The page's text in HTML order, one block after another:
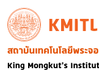
Skip to main content
KMITL
Image